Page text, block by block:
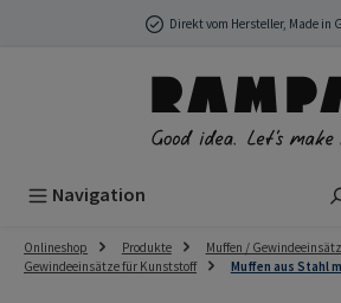
Zum Hauptinhalt springenDirekt vom Hersteller, Made in
Navigation
Onlineshop Produkte
Muffen /
Gewindeeinsätze für Kunststoff
Muffen aus Stahl